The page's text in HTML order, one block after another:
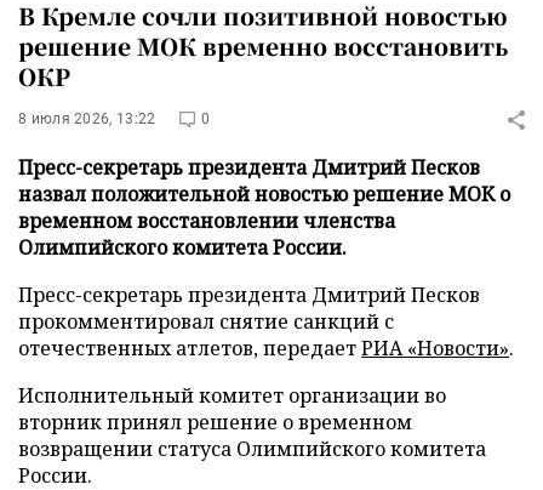
В Кремле сочли позитивной новостью
решение МОК временно восстановить
ОКР
8 июля 2026, 13:22 0
Пресс-секретарь президента Дмитрий Песков
назвал положительной новостью решение МОК о
временном восстановлении членства
Олимпийского комитета России.
Пресс-секретарь президента Дмитрий Песков
прокомментировал снятие санкций с
отечественных атлетов, передаетРИА «Новости».
Исполнительный комитет организации во
вторник принял решение о временном
возвращении статуса Олимпийского комитета
России.